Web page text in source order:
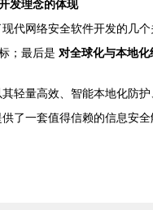
发理念的体现
代网络安全软件开发的几
；最后是 对全球化与本地
轻量高效、智能本地化防
了一套值得信赖的信息安